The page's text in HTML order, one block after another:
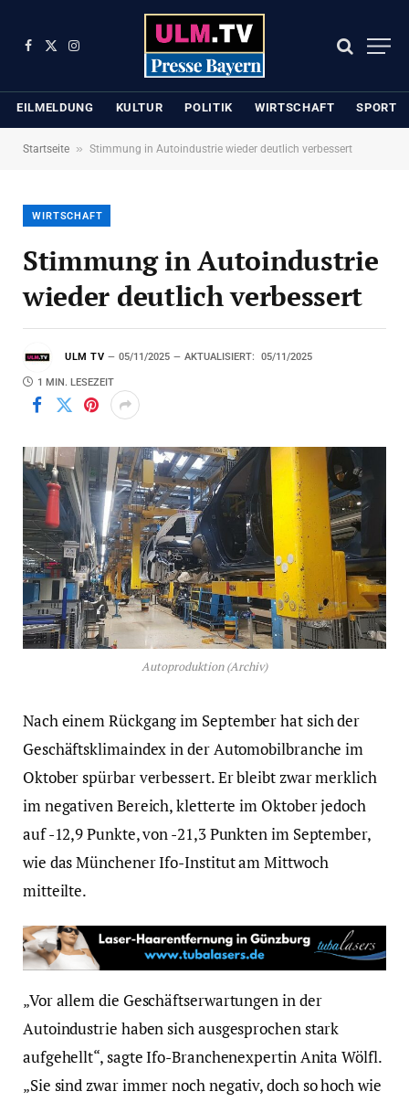
Facebook
X
Instagram
EILMELDUNG KULTUR POLITIK WIRTSCHAFT SPORT
Startseite » Stimmung in Autoindustrie wieder deutlich verbessert
WIRTSCHAFT
Stimmung in Autoindustrie
wieder deutlich verbessert
ULM TV 05/11/2025 AKTUALISIERT: 05/11/2025
1 MIN. LESEZEIT
Autoproduktion (Archiv)
Nach einem Rückgang im September hat sich der
Geschäftsklimaindex in der Automobilbranche im
Oktober spürbar verbessert. Er bleibt zwar merklich
im negativen Bereich, kletterte im Oktober jedoch
auf -12,9 Punkte, von -21,3 Punkten im September,
wie das Münchener Ifo-Institut am Mittwoch
mitteilte.
„Vor allem die Geschäftserwartungen in der
Autoindustrie haben sich ausgesprochen stark
aufgehellt“, sagte Ifo-Branchenexpertin Anita Wölfl.
„Sie sind zwar immer noch negativ, doch so hoch wie